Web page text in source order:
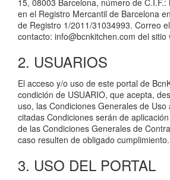
15, 08003 Barcelona, número de
en el Registro Mercantil de Barcelona
de Registro 1/2011/31034993. Correo
contacto: info@bcnkitchen.com del sitio
2. USUARIOS
El acceso y/o uso de este portal de
condición de USUARIO, que acepta,
uso, las Condiciones Generales de
citadas Condiciones serán de
de las Condiciones Generales de
caso resulten de obligado cumplimiento.
3. USO DEL PORTAL